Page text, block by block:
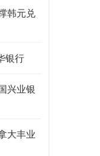
韩元兑
银行
兴业银
大丰业